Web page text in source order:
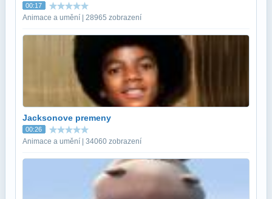
00:17
Animace a umění | 28965 zobrazení
Jacksonove premeny
00:26
Animace a umění | 34060 zobrazení